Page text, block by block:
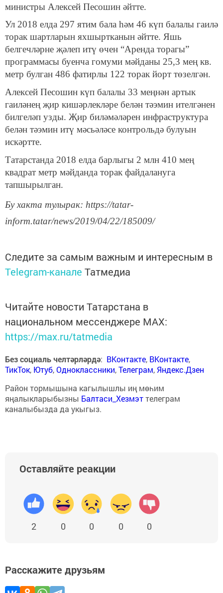
министры Алексей Песошин әйтте.
Ул 2018 елда 297 ятим бала һәм 46 күп балалы гаилә
торак шартларын яхшыртканын әйтте. Яшь
белгечләрне җәлеп итү өчен “Аренда торагы”
программасы буенча гомуми мәйданы 25,3 мең кв.
метр булган 486 фатирлы 122 торак йорт төзелгән.
Алексей Песошин күп балалы 33 меңнән артык
гаиләнең җир кишәрлекләре белән тәэмин ителгәнен
билгеләп узды. Җир биләмәләрен инфраструктура
белән тәэмин итү мәсьәләсе контрольдә булуын
искәртте.
Татарстанда 2018 елда барлыгы 2 млн 410 мең
квадрат метр мәйданда торак файдалануга
тапшырылган.
Бу хакта тулырак: https://tatar-
inform.tatar/news/2019/04/22/185009/
Следите за самым важным и интересным в
Telegram-канале Татмедиа
Читайте новости Татарстана в
национальном мессенджере MАХ:
https://max.ru/tatmedia
Без социаль челтәрләрдә: ВКонтакте, ВКонтакте,
ТикТок, Ютуб,Одноклассники,Телеграм, Яндекс.Дзен
Район тормышына кагылышлы иң мөһим
яңалыкларыбызны Балтаси_Хезмэттелеграм
каналыбызда да укыгыз.
Оставляйте реакции
2 0 0 0 0
Расскажите друзьям